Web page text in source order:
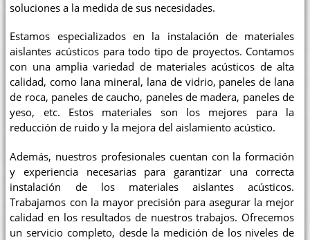
soluciones a la medida de sus necesidades.
Estamos especializados en la instalación de materiales
aislantes acústicos para todo tipo de proyectos. Contamos
con una amplia variedad de materiales acústicos de alta
calidad, como lana mineral, lana de vidrio, paneles de lana
de roca, paneles de caucho, paneles de madera, paneles de
yeso, etc. Estos materiales son los mejores para la
reducción de ruido y la mejora del aislamiento acústico.
Además, nuestros profesionales cuentan con la formación
y experiencia necesarias para garantizar una correcta
instalación de los materiales aislantes acústicos.
Trabajamos con la mayor precisión para asegurar la mejor
calidad en los resultados de nuestros trabajos. Ofrecemos
un servicio completo, desde la medición de los niveles de